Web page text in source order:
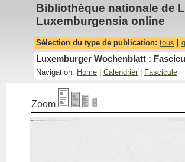
Bibliothèque nationale de
Luxemburgensia online
Sélection du type de publication: tous
Luxemburger Wochenblatt :
Navigation: Home Calendrier Fascicule
Zoom